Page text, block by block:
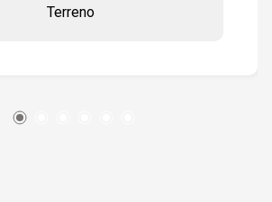
Terreno